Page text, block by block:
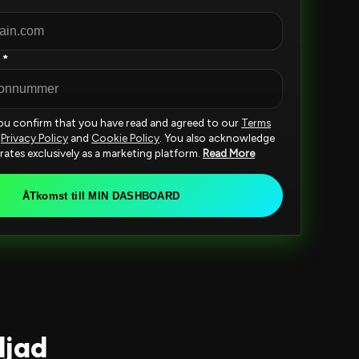
*
confirm that you have read and agreed to our Terms
Privacy Policy and Cookie Policy . You also acknowledge
exclusively as a marketing platform. Read More
ÅTkomst till MIN DASHBOARD